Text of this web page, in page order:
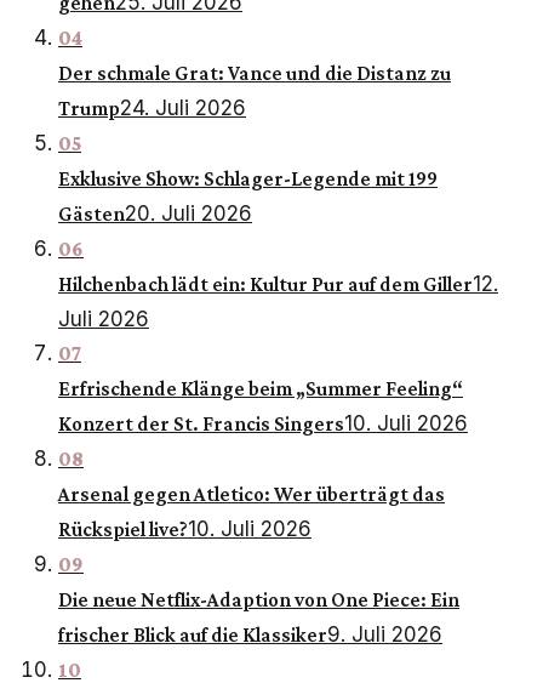
04
Der schmale Grat: Vance und die Distanz zu
Trump24. Juli 2026
05
Exklusive Show: Schlager-Legende mit 199
Gästen20. Juli 2026
06
Hilchenbach lädt ein: Kultur Pur auf dem Giller12.
Juli 2026
07
Erfrischende Klänge beim „Summer Feeling“
Konzert der St. Francis Singers10. Juli 2026
08
Arsenal gegen Atletico: Wer überträgt das
Rückspiel live?10. Juli 2026
09
Die neue Netflix-Adaption von One Piece: Ein
frischer Blick auf die Klassiker9. Juli 2026
10